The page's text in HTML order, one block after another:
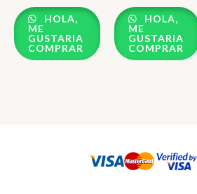
Rated
0
out
5
HOLA,
ME
GUSTARIA
COMPRAR
Rated
0
out
5
HOLA,
ME
GUSTARIA
COMPRAR